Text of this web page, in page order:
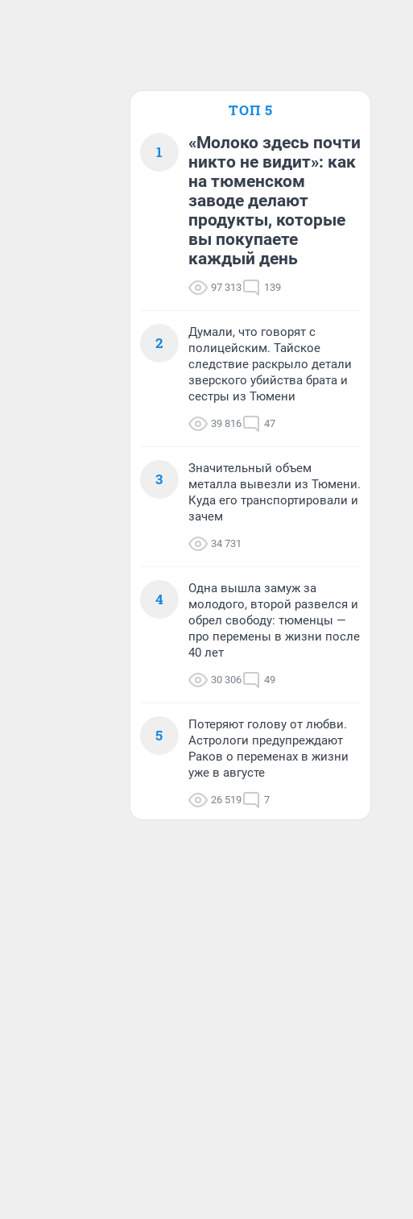
ТОП 5
1
«Молоко здесь почти
никто не видит»: как
на тюменском
заводе делают
продукты, которые
вы покупаете
каждый день
97 313 139
2
Думали, что говорят с
полицейским. Тайское
следствие раскрыло детали
зверского убийства брата и
сестры из Тюмени
39 816 47
3
Значительный объем
металла вывезли из Тюмени.
Куда его транспортировали и
зачем
34 731
4
Одна вышла замуж за
молодого, второй развелся и
обрел свободу: тюменцы —
про перемены в жизни после
40 лет
30 306 49
5
Потеряют голову от любви.
Астрологи предупреждают
Раков о переменах в жизни
уже в августе
26 519 7